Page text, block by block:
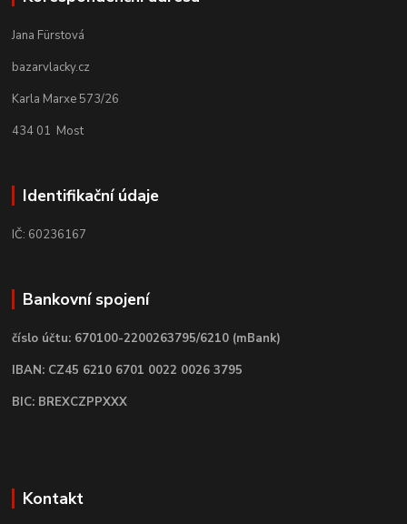
Jana Fürstová
bazarvlacky.cz
Karla Marxe 573/26
434 01 Most
Identifikační údaje
IČ: 60236167
Bankovní spojení
číslo účtu: 670100-2200263795/6210 (mBank)
IBAN: CZ45 6210 6701 0022 0026 3795
BIC: BREXCZPPXXX
Kontakt